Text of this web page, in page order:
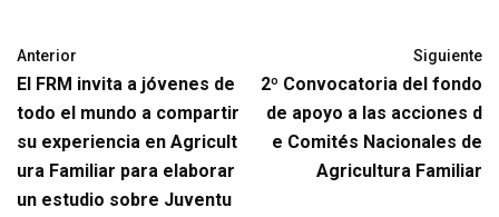
Anterior
El FRM invita a jóvenes de
todo el mundo a compartir
su experiencia en Agricult
ura Familiar para elaborar
un estudio sobre Juventu
Siguiente
2º Convocatoria del fondo
de apoyo a las acciones d
e Comités Nacionales de
Agricultura Familiar